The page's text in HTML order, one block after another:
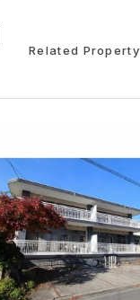
Related Property